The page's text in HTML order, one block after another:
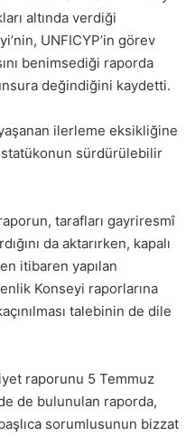
altında verdiği
UNFICYP’in görev
benimsediği raporda
değindiğini kaydetti.
ilerleme eksikliğine
sürdürülebilir
tarafları gayriresmî
da aktarırken, kapalı
itibaren yapılan
Konseyi raporlarına
talebinin de dile
raporunu 5 Temmuz
de bulunulan raporda,
sorumlusunun bizzat